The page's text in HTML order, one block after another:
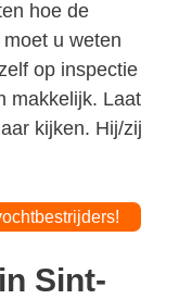
hoe de
u weten
op inspectie
makkelijk. Laat
kijken. Hij/zij
Sint-